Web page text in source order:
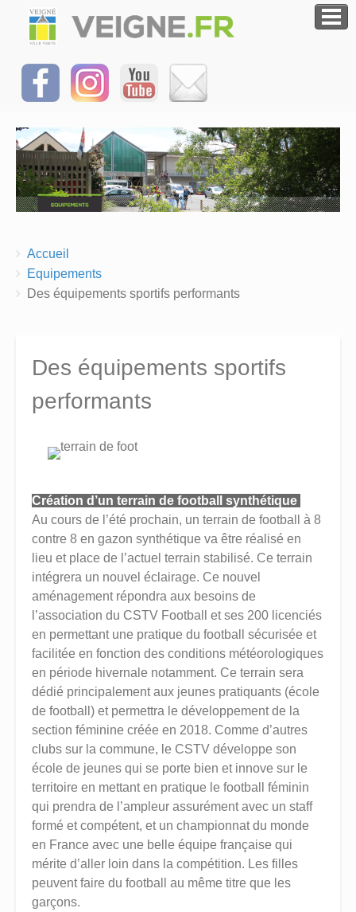
Breadcrumbs
You
are
here:
Accueil
Equipements
Des équipements sportifs performants
Des équipements sportifs
performants
Création d’un terrain de football synthétique
Au cours de l’été prochain, un terrain de football à 8
contre 8 en gazon synthétique va être réalisé en
lieu et place de l’actuel terrain stabilisé. Ce terrain
intégrera un nouvel éclairage. Ce nouvel
aménagement répondra aux besoins de
l’association du CSTV Football et ses 200 licenciés
en permettant une pratique du football sécurisée et
facilitée en fonction des conditions météorologiques
en période hivernale notamment. Ce terrain sera
dédié principalement aux jeunes pratiquants (école
de football) et permettra le développement de la
section féminine créée en 2018. Comme d’autres
clubs sur la commune, le CSTV développe son
école de jeunes qui se porte bien et innove sur le
territoire en mettant en pratique le football féminin
qui prendra de l’ampleur assurément avec un staff
formé et compétent, et un championnat du monde
en France avec une belle équipe française qui
mérite d’aller loin dans la compétition. Les filles
peuvent faire du football au même titre que les
garçons.